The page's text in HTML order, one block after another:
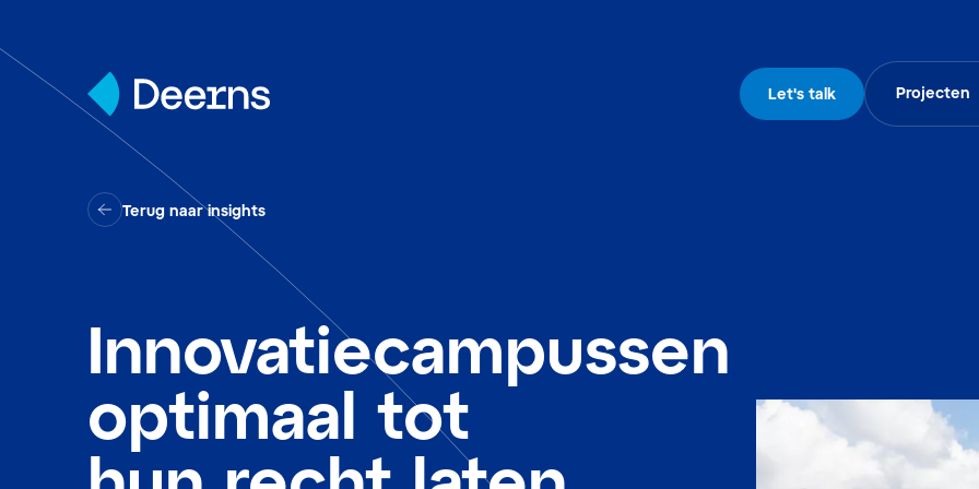
Let's talk Projecten
Terug naar insights
Innovatiecampussen
optimaal tot